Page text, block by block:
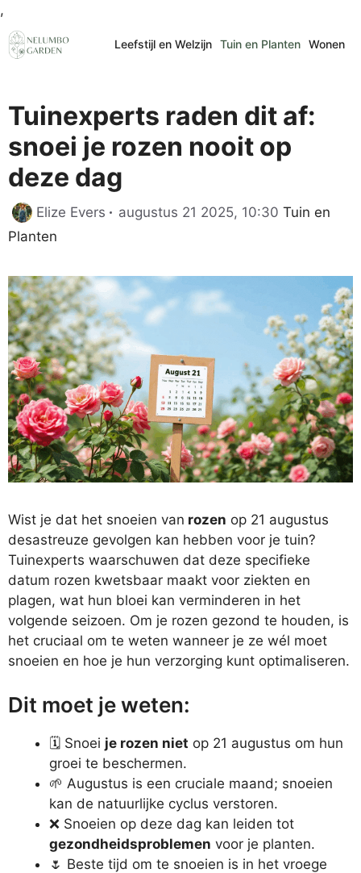
,
naar
de
Leefstijl en Welzijn Tuin en Planten Wonen
Tuinexperts raden dit af:
snoei je rozen nooit op
deze dag
Elize Evers augustus 21 2025, 10:30 Categorieën
Tuin en
Planten
Wist je dat het snoeien van rozen op 21 augustus
desastreuze gevolgen kan hebben voor je tuin?
Tuinexperts waarschuwen dat deze specifieke
datum rozen kwetsbaar maakt voor ziekten en
plagen, wat hun bloei kan verminderen in het
volgende seizoen. Om je rozen gezond te houden, is
het cruciaal om te weten wanneer je ze wél moet
snoeien en hoe je hun verzorging kunt optimaliseren.
Dit moet je weten:
🗓️ Snoei je rozen niet op 21 augustus om hun
groei te beschermen.
🌱 Augustus is een cruciale maand; snoeien
kan de natuurlijke cyclus verstoren.
❌ Snoeien op deze dag kan leiden tot
gezondheidsproblemen voor je planten.
🌷 Beste tijd om te snoeien is in het vroege